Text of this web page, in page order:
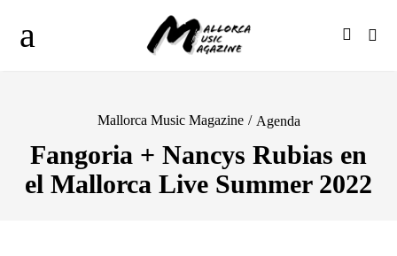
Mallorca Music Magazine / Agenda
Fangoria + Nancys Rubias en
el Mallorca Live Summer 2022